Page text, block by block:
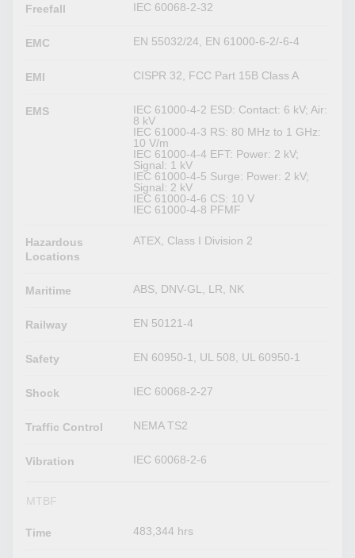
Freefall IEC 60068-2-32
EMC EN 55032/24, EN 61000-6-2/-6-4
EMI CISPR 32, FCC Part 15B Class A
EMS
IEC 61000-4-2 ESD: Contact: 6 kV; Air:
8 kV
IEC 61000-4-3 RS: 80 MHz to 1 GHz:
10 V/m
IEC 61000-4-4 EFT: Power: 2 kV;
Signal: 1 kV
IEC 61000-4-5 Surge: Power: 2 kV;
Signal: 2 kV
IEC 61000-4-6 CS: 10 V
IEC 61000-4-8 PFMF
Hazardous
Locations
ATEX, Class I Division 2
Maritime ABS, DNV-GL, LR, NK
Railway EN 50121-4
Safety EN 60950-1, UL 508, UL 60950-1
Shock IEC 60068-2-27
Traffic Control NEMA TS2
Vibration IEC 60068-2-6
MTBF
Time 483,344 hrs